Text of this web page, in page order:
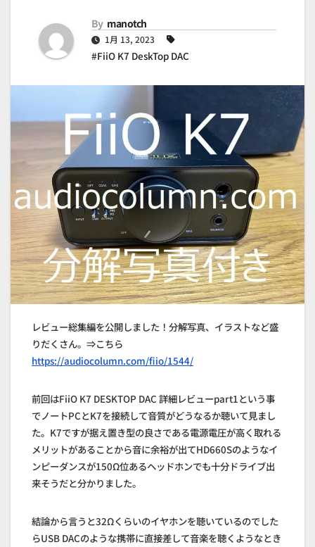
By manotch
1月 13, 2023
#FiiO K7 DeskTop DAC
レビュー総集編を公開しました！分解写真、イラストなど盛
りだくさん。⇒こちら
https://audiocolumn.com/fiio/1544/
前回はFiiO K7 DESKTOP DAC 詳細レビューpart1という事
でノートPCとK7を接続して音質がどうなるか聴いて見まし
た。K7ですが据え置き型の良さである電源電圧が高く取れる
メリットがあることから音に余裕が出てHD660Sのようなイ
ンピーダンスが150Ω位あるヘッドホンでも十分ドライブ出
来そうだと分かりました。
結論から言うと32Ωくらいのイヤホンを聴いているのでした
らUSB DACのような携帯に直接差して音楽を聴くようなとき